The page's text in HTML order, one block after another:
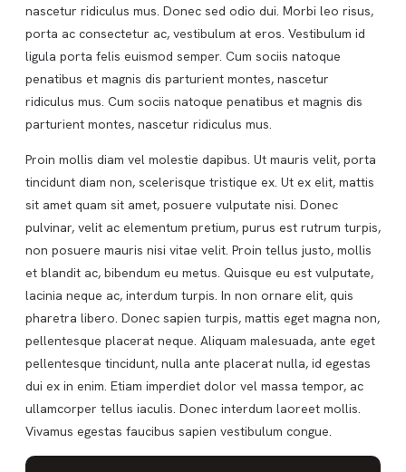
nascetur ridiculus mus. Donec sed odio dui. Morbi leo risus,
porta ac consectetur ac, vestibulum at eros. Vestibulum id
ligula porta felis euismod semper. Cum sociis natoque
penatibus et magnis dis parturient montes, nascetur
ridiculus mus. Cum sociis natoque penatibus et magnis dis
parturient montes, nascetur ridiculus mus.
Proin mollis diam vel molestie dapibus. Ut mauris velit, porta
tincidunt diam non, scelerisque tristique ex. Ut ex elit, mattis
sit amet quam sit amet, posuere vulputate nisi. Donec
pulvinar, velit ac elementum pretium, purus est rutrum turpis,
non posuere mauris nisi vitae velit. Proin tellus justo, mollis
et blandit ac, bibendum eu metus. Quisque eu est vulputate,
lacinia neque ac, interdum turpis. In non ornare elit, quis
pharetra libero. Donec sapien turpis, mattis eget magna non,
pellentesque placerat neque. Aliquam malesuada, ante eget
pellentesque tincidunt, nulla ante placerat nulla, id egestas
dui ex in enim. Etiam imperdiet dolor vel massa tempor, ac
ullamcorper tellus iaculis. Donec interdum laoreet mollis.
Vivamus egestas faucibus sapien vestibulum congue.